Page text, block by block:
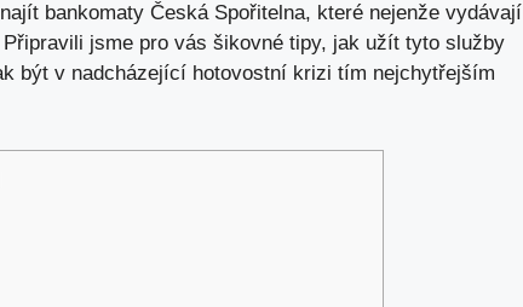
bankomaty Česká Spořitelna, které nejenže vydávají
jsme pro vás šikovné tipy, jak užít tyto služby
být v nadcházející hotovostní krizi tím nejchytřejším